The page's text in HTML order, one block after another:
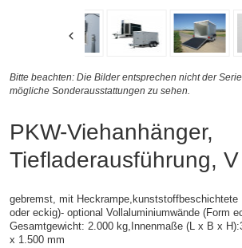
Bitte beachten: Die Bilder entsprechen nicht der
mögliche Sonderausstattungen zu sehen.
PKW-Viehanhänger,
Tiefladerausführung,
gebremst, mit Heckrampe,kunststoffbeschichtete
oder eckig)- optional Vollaluminiumwände (Form
Gesamtgewicht: 2.000 kg, Innenmaße (L x B x H):
x 1.500 mm